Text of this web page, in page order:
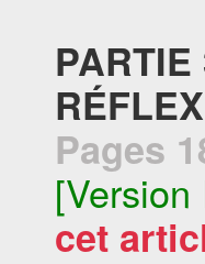
Pages
cet